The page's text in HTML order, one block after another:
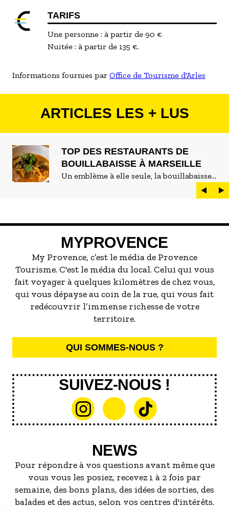
TARIFS
Une personne : à partir de 90 €
Nuitée : à partir de 135 €.
Informations fournies par Office de Tourisme d'Arles
ARTICLES LES + LUS
TOP DES RESTAURANTS DE
BOUILLABAISSE À MARSEILLE
Un emblème à elle seule, la bouillabaisse
est LE plat marseillais par excellence. On
peut d'ailleurs vite être submergé·e par la
servir la meilleure...
MYPROVENCE
My Provence, c’est le média de Provence
Tourisme. C'est le média du local. Celui qui vous
fait voyager à quelques kilomètres de chez vous,
qui vous dépayse au coin de la rue, qui vous fait
redécouvrir l’immense richesse de votre
territoire.
QUI SOMMES-NOUS ?
SUIVEZ-NOUS !
NEWS
Pour répondre à vos questions avant même que
vous vous les posiez, recevez 1 à 2 fois par
semaine, des bons plans, des idées de sorties, des
balades et des actus, selon vos centres d'intérêts.